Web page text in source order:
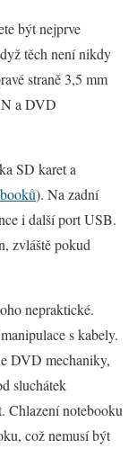
být nejprve
těch není nikdy
straně 3,5 mm
a DVD
SD karet a
). Na zadní
i další port USB.
zvláště pokud
nepraktické.
s kabely.
DVD mechaniky,
sluchátek
Chlazení notebooku
což nemusí být